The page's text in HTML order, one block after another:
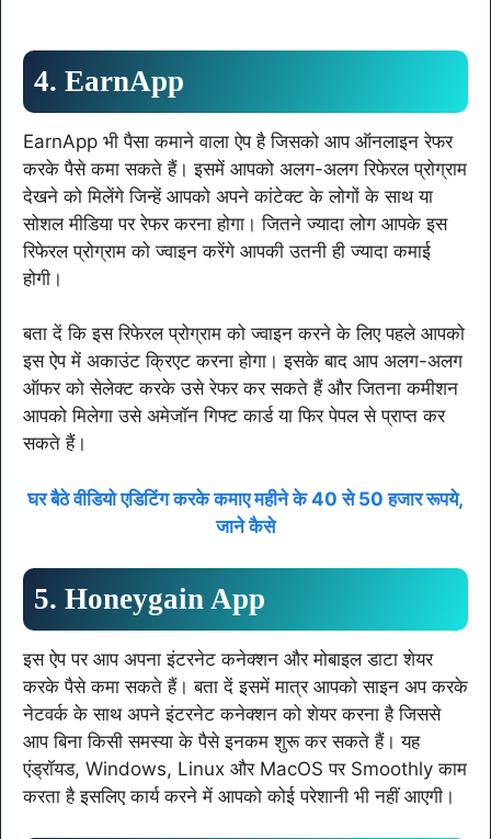
4. EarnApp
EarnApp भी पैसा कमाने वाला ऐप है जिसको आप ऑनलाइन रेफर
करके पैसे कमा सकते हैं। इसमें आपको अलग-अलग रिफेरल प्रोग्राम
देखने को मिलेंगे जिन्हें आपको अपने कांटेक्ट के लोगों के साथ या
सोशल मीडिया पर रेफर करना होगा। जितने ज्यादा लोग आपके इस
रिफेरल प्रोग्राम को ज्वाइन करेंगे आपकी उतनी ही ज्यादा कमाई
होगी।
बता दें कि इस रिफेरल प्रोग्राम को ज्वाइन करने के लिए पहले आपको
इस ऐप में अकाउंट क्रिएट करना होगा। इसके बाद आप अलग-अलग
ऑफर को सेलेक्ट करके उसे रेफर कर सकते हैं और जितना कमीशन
आपको मिलेगा उसे अमेजॉन गिफ्ट कार्ड या फिर पेपल से प्राप्त कर
सकते हैं।
घर बैठे वीडियो एडिटिंग करके कमाए महीने के 40 से 50 हजार रूपये,
जाने कैसे
5. Honeygain App
इस ऐप पर आप अपना इंटरनेट कनेक्शन और मोबाइल डाटा शेयर
करके पैसे कमा सकते हैं। बता दें इसमें मात्र आपको साइन अप करके
नेटवर्क के साथ अपने इंटरनेट कनेक्शन को शेयर करना है जिससे
आप बिना किसी समस्या के पैसे इनकम शुरू कर सकते हैं। यह
एंड्रॉयड, Windows, Linux और MacOS पर Smoothly काम
करता है इसलिए कार्य करने में आपको कोई परेशानी भी नहीं आएगी।